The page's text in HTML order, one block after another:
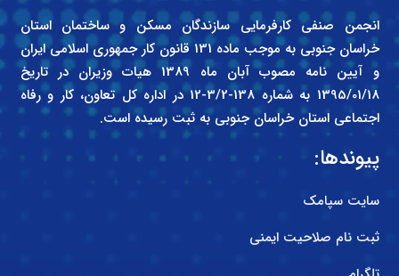
انجمن صنفی کارفرمایی سازندگان مسکن و ساختمان استان
خراسان جنوبی به موجب ماده 131 قانون کار جمهوری اسلامی ایران
و آیین نامه مصوب آبان ماه 1389 هیات وزیران در تاریخ
1395/01/18 به شماره 138-3/2-12 در اداره کل تعاون، کار و رفاه
اجتماعی استان خراسان جنوبی به ثبت رسیده است.
پیوندها:
سایت سپامک
ثبت نام صلاحیت ایمنی